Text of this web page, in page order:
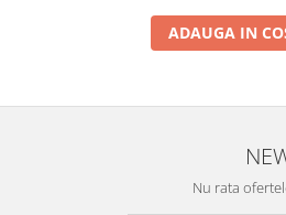
ADAUGA IN
Nu rata